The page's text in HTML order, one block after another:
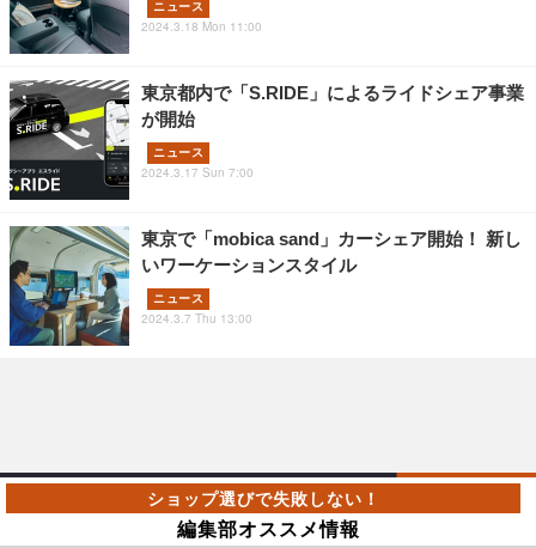
ニュース
2024.3.18 Mon 11:00
東京都内で「S.RIDE」によるライドシェア事業
が開始
ニュース
2024.3.17 Sun 7:00
東京で「mobica sand」カーシェア開始！ 新し
いワーケーションスタイル
ニュース
2024.3.7 Thu 13:00
編集部オススメ情報